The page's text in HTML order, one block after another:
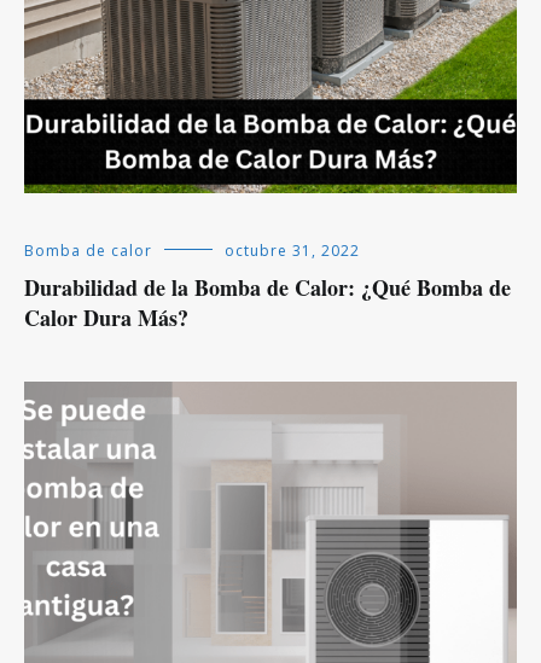
Bomba de calor octubre 31, 2022
Durabilidad de la Bomba de Calor: ¿Qué Bomba de
Calor Dura Más?